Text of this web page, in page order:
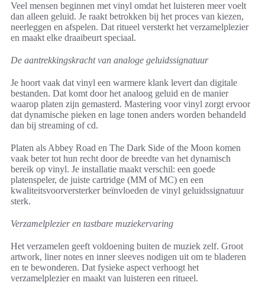
Veel mensen beginnen met vinyl omdat het luisteren meer voelt
dan alleen geluid. Je raakt betrokken bij het proces van kiezen,
neerleggen en afspelen. Dat ritueel versterkt het verzamelplezier
en maakt elke draaibeurt speciaal.
De aantrekkingskracht van analoge geluidssignatuur
Je hoort vaak dat vinyl een warmere klank levert dan digitale
bestanden. Dat komt door het analoog geluid en de manier
waarop platen zijn gemasterd. Mastering voor vinyl zorgt ervoor
dat dynamische pieken en lage tonen anders worden behandeld
dan bij streaming of cd.
Platen als Abbey Road en The Dark Side of the Moon komen
vaak beter tot hun recht door de breedte van het dynamisch
bereik op vinyl. Je installatie maakt verschil: een goede
platenspeler, de juiste cartridge (MM of MC) en een
kwaliteitsvoorversterker beïnvloeden de vinyl geluidssignatuur
sterk.
Verzamelplezier en tastbare muziekervaring
Het verzamelen geeft voldoening buiten de muziek zelf. Groot
artwork, liner notes en inner sleeves nodigen uit om te bladeren
en te bewonderen. Dat fysieke aspect verhoogt het
verzamelplezier en maakt van luisteren een ritueel.